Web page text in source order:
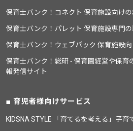
保育士バンク！コネクト 保育施設向け
保育士バンク！パレット 保育施設専門
保育士バンク！ウェブパック 保育施設
保育士バンク！総研 - 保育園経営や保育
報発信サイト
育児者様向けサービス
KIDSNA STYLE 「育てるを考える」子育